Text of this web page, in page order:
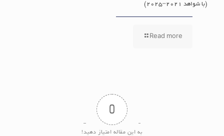
(با شواهد ۲۰۲۱–۲۰۲۵)
Read more
0
به این مقاله امتیاز دهید!